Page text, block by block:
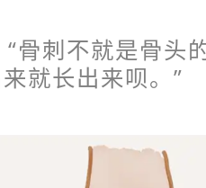
骨刺不就是骨头
就长出来呗。”